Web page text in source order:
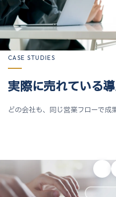
CASE STUDIES
実際に売れている
どの会社も、同じ営業フローで成